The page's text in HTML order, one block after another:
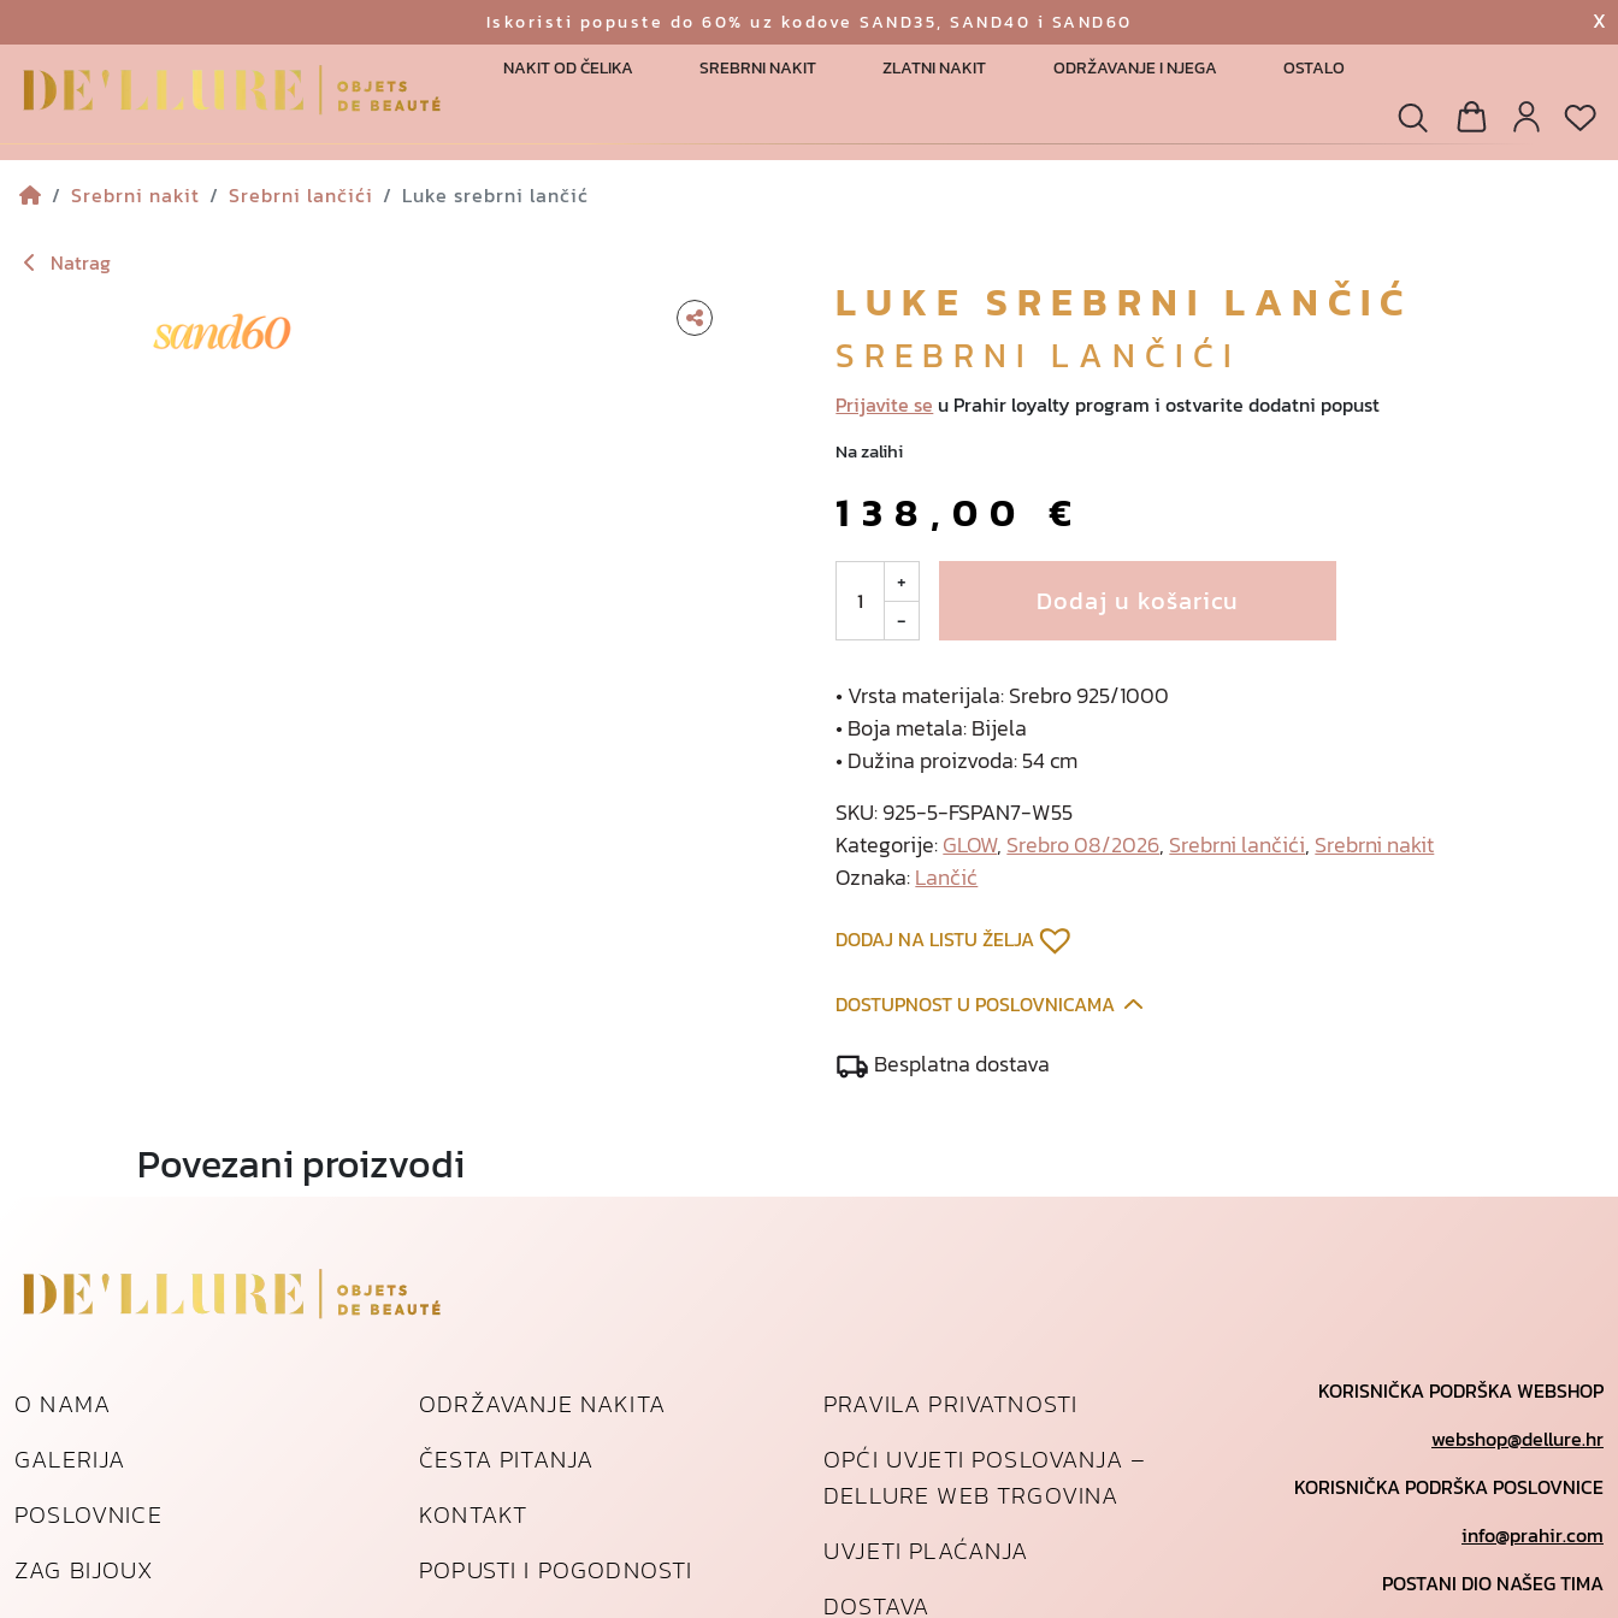
Iskoristi popuste do 60% uz kodove SAND35, SAND40 i SAND60 X
NAKIT OD ČELIKA SREBRNI NAKIT ZLATNI NAKIT ODRŽAVANJE I NJEGA OSTALO
Srebrni nakit
Srebrni lančići Luke srebrni lančić
Natrag
LUKE SREBRNI LANČIĆ
SREBRNI LANČIĆI
Prijavite se u Prahir loyalty program i ostvarite dodatni popust
Na zalihi
138,00€
k
s
r
r
n
i
l
n
i
k
+
-
Dodaj u košaricu
• Vrsta materijala: Srebro 925/1000
• Boja metala: Bijela
• Dužina proizvoda: 54 cm
SKU:925-5-FSPAN7-W55
Kategorije:GLOW, Srebro 08/2026, Srebrni lančići, Srebrni nakit
Oznaka:Lančić
DODAJ NA LISTU ŽELJA
DOSTUPNOST U POSLOVNICAMA
Besplatna dostava
Povezani proizvodi
O NAMA
GALERIJA
POSLOVNICE
ZAG BIJOUX
ODRŽAVANJE NAKITA
ČESTA PITANJA
KONTAKT
POPUSTI I POGODNOSTI
PRAVILA PRIVATNOSTI
OPĆI UVJETI POSLOVANJA –
DELLURE WEB TRGOVINA
UVJETI PLAĆANJA
DOSTAVA
KORISNIČKA PODRŠKA WEBSHOP
webshop@dellure.hr
KORISNIČKA PODRŠKA POSLOVNICE
info@prahir.com
POSTANI DIO NAŠEG TIMA